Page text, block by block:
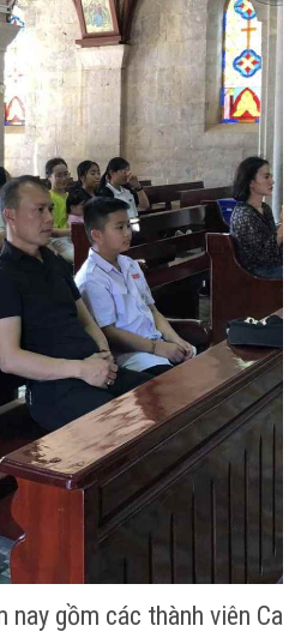
nay gồm các thành viên Ca